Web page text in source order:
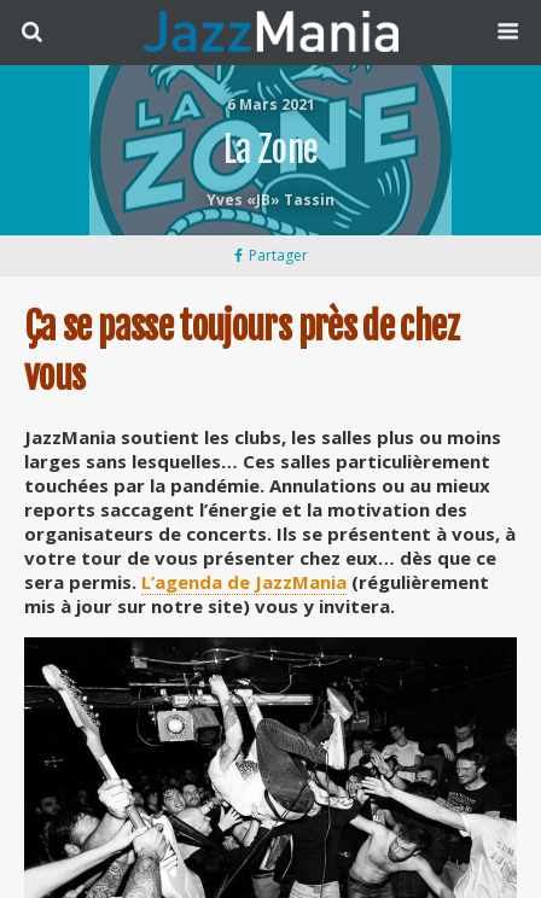
6 Mars 2021
La Zone
Yves «JB» Tassin
Partager
Ça se passe toujours près de chez
vous
JazzMania soutient les clubs, les salles plus ou moins
larges sans lesquelles… Ces salles particulièrement
touchées par la pandémie. Annulations ou au mieux
reports saccagent l’énergie et la motivation des
organisateurs de concerts. Ils se présentent à vous, à
votre tour de vous présenter chez eux… dès que ce
sera permis. L’agenda de JazzMania (régulièrement
mis à jour sur notre site) vous y invitera.